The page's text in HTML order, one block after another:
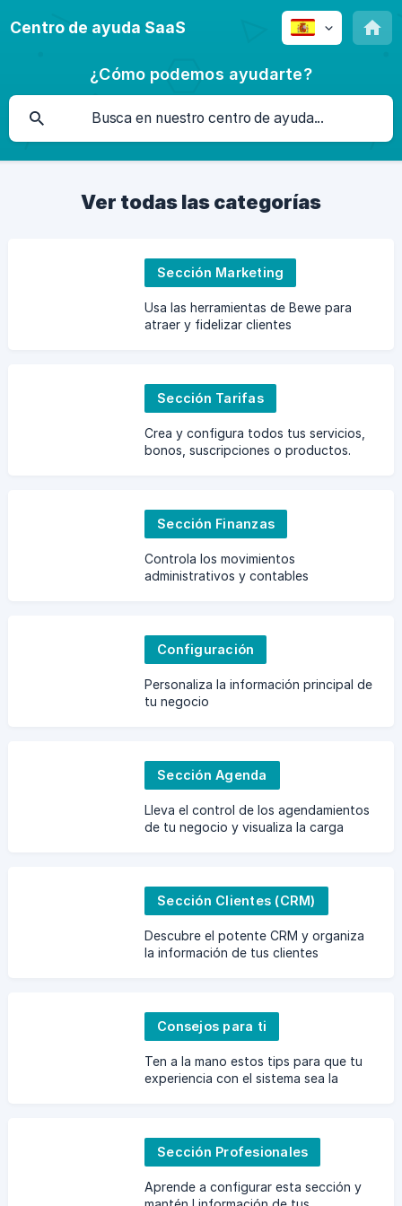
Centro de ayuda SaaS
¿Cómo podemos ayudarte?
Ver todas las categorías
Sección Marketing
Usa las herramientas de Bewe para
atraer y fidelizar clientes
Sección Tarifas
Crea y configura todos tus servicios,
bonos, suscripciones o productos.
Sección Finanzas
Controla los movimientos
administrativos y contables
Configuración
Personaliza la información principal de
tu negocio
Sección Agenda
Lleva el control de los agendamientos
de tu negocio y visualiza la carga
Sección Clientes (CRM)
Descubre el potente CRM y organiza
la información de tus clientes
Consejos para ti
Ten a la mano estos tips para que tu
experiencia con el sistema sea la
Sección Profesionales
Aprende a configurar esta sección y